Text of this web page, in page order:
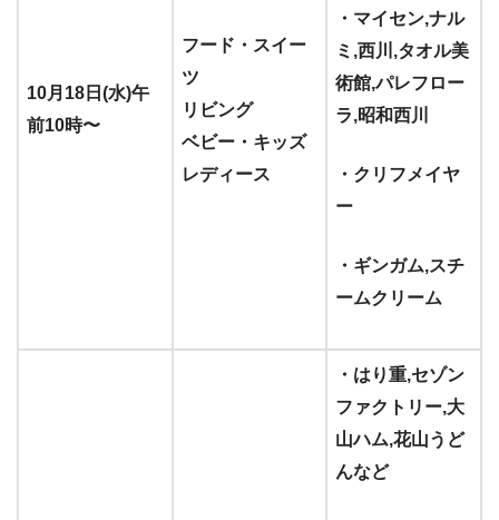
10月18日(水)午
前10時〜
フード・スイー
ツ
リビング
ベビー・キッズ
レディース
・マイセン,ナル
ミ,西川,タオル美
術館,パレフロー
ラ,昭和西川
・クリフメイヤ
ー
・ギンガム,スチ
ームクリーム
・はり重,セゾン
ファクトリー,大
山ハム,花山うど
んなど